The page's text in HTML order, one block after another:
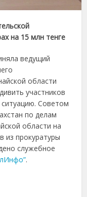
на 15 млн тенге
ведущий
области
участников
Советом
по делам
области на
из прокуратуры
служебное
.